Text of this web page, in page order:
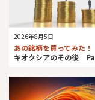
2026年8月5日
あの銘柄を買ってみた！
キオクシアのその後